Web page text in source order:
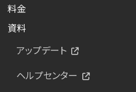
料金
資料
アップデート
ヘルプセンター